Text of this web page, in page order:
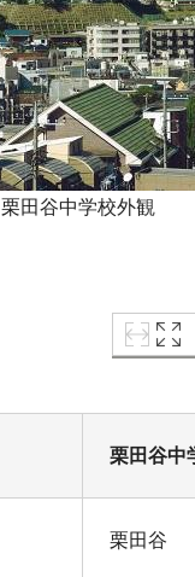
栗田谷中学校外観
栗田谷中
栗田谷